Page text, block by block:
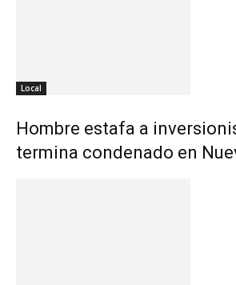
Local
Hombre estafa a
termina condenado en